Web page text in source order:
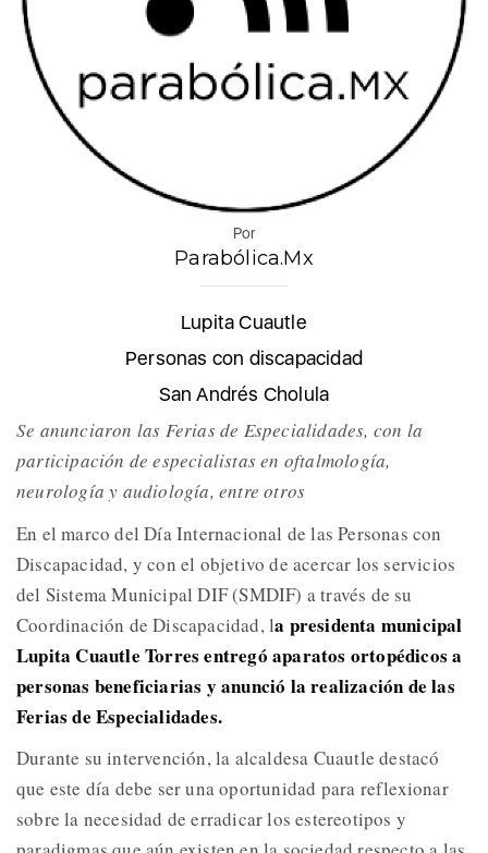
Por
Parabólica.Mx
Lupita Cuautle
Personas con discapacidad
San Andrés Cholula
Se anunciaron las Ferias de Especialidades, con la
participación de especialistas en oftalmología,
neurología y audiología, entre otros
En el marco del Día Internacional de las Personas con
Discapacidad, y con el objetivo de acercar los servicios
del Sistema Municipal DIF (SMDIF) a través de su
Coordinación de Discapacidad, la presidenta municipal
Lupita Cuautle Torres entregó aparatos ortopédicos a
personas beneficiarias y anunció la realización de las
Ferias de Especialidades.
Durante su intervención, la alcaldesa Cuautle destacó
que este día debe ser una oportunidad para reflexionar
sobre la necesidad de erradicar los estereotipos y